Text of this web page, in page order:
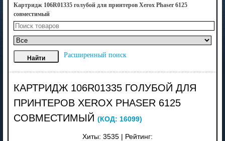
Картридж 106R01335 голубой для принтеров Xerox Phaser 6125
совместимый
Расширенный поиск
КАРТРИДЖ 106R01335 ГОЛУБОЙ ДЛЯ
ПРИНТЕРОВ XEROX PHASER 6125
СОВМЕСТИМЫЙ (КОД: 16099)
Хиты: 3535 Рейтинг: